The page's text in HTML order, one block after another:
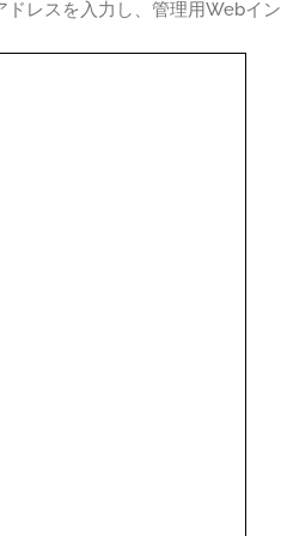
レスを入力し、管理用Webイ